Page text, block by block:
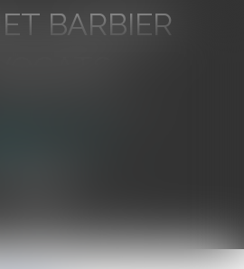
BARBIER